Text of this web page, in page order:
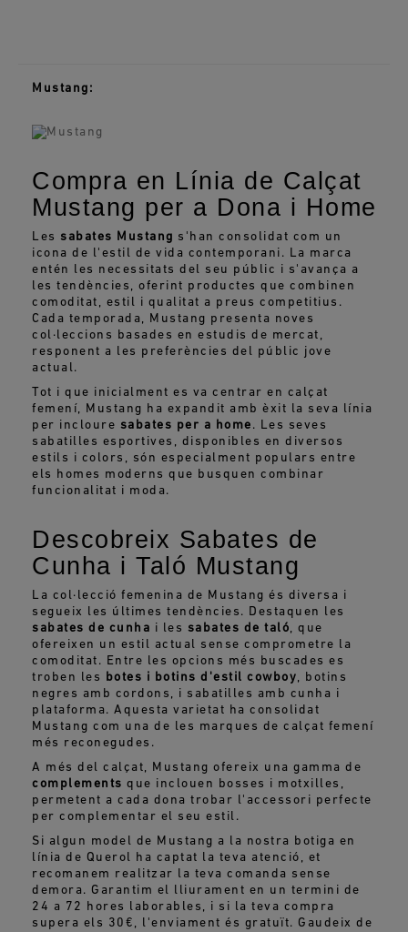
Mustang:
Compra en Línia de Calçat
Mustang per a Dona i Home
Les sabates Mustang s'han consolidat com un
icona de l'estil de vida contemporani. La marca
entén les necessitats del seu públic i s'avança a
les tendències, oferint productes que combinen
comoditat, estil i qualitat a preus competitius.
Cada temporada, Mustang presenta noves
col·leccions basades en estudis de mercat,
responent a les preferències del públic jove
actual.
Tot i que inicialment es va centrar en calçat
femení, Mustang ha expandit amb èxit la seva línia
per incloure sabates per a home . Les seves
sabatilles esportives, disponibles en diversos
estils i colors, són especialment populars entre
els homes moderns que busquen combinar
funcionalitat i moda.
Descobreix Sabates de
Cunha i Taló Mustang
La col·lecció femenina de Mustang és diversa i
segueix les últimes tendències. Destaquen les
sabates de cunha i les sabates de taló, que
ofereixen un estil actual sense comprometre la
comoditat. Entre les opcions més buscades es
troben les botes i botins d'estil cowboy, botins
negres amb cordons, i sabatilles amb cunha i
plataforma. Aquesta varietat ha consolidat
Mustang com una de les marques de calçat femení
més reconegudes.
A més del calçat, Mustang ofereix una gamma de
complements que inclouen bosses i motxilles,
permetent a cada dona trobar l'accessori perfecte
per complementar el seu estil.
Si algun model de Mustang a la nostra botiga en
línia de Querol ha captat la teva atenció, et
recomanem realitzar la teva comanda sense
demora. Garantim el lliurament en un termini de
24 a 72 hores laborables, i si la teva compra
supera els 30€, l'enviament és gratuït. Gaudeix de